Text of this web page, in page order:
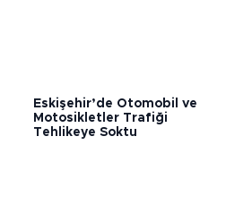
Eskişehir’de Otomobil ve
Motosikletler Trafiği
Tehlikeye Soktu